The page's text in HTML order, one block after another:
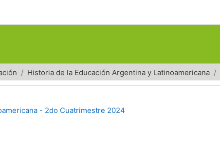
Historia de la Educación Argentina y Latinoamericana
- 2do Cuatrimestre 2024